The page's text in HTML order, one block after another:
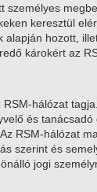
személyes
keresztül
alapján hozott,
károkért az
hálózat
és
RSM-hálózat
szerint és
jogi